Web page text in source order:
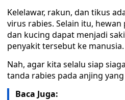
Kelelawar, rakun, dan tikus
virus rabies. Selain itu,
dan kucing dapat menjadi
penyakit tersebut ke manusia.
Nah, agar kita selalu siap
tanda rabies pada anjing
Baca Juga: